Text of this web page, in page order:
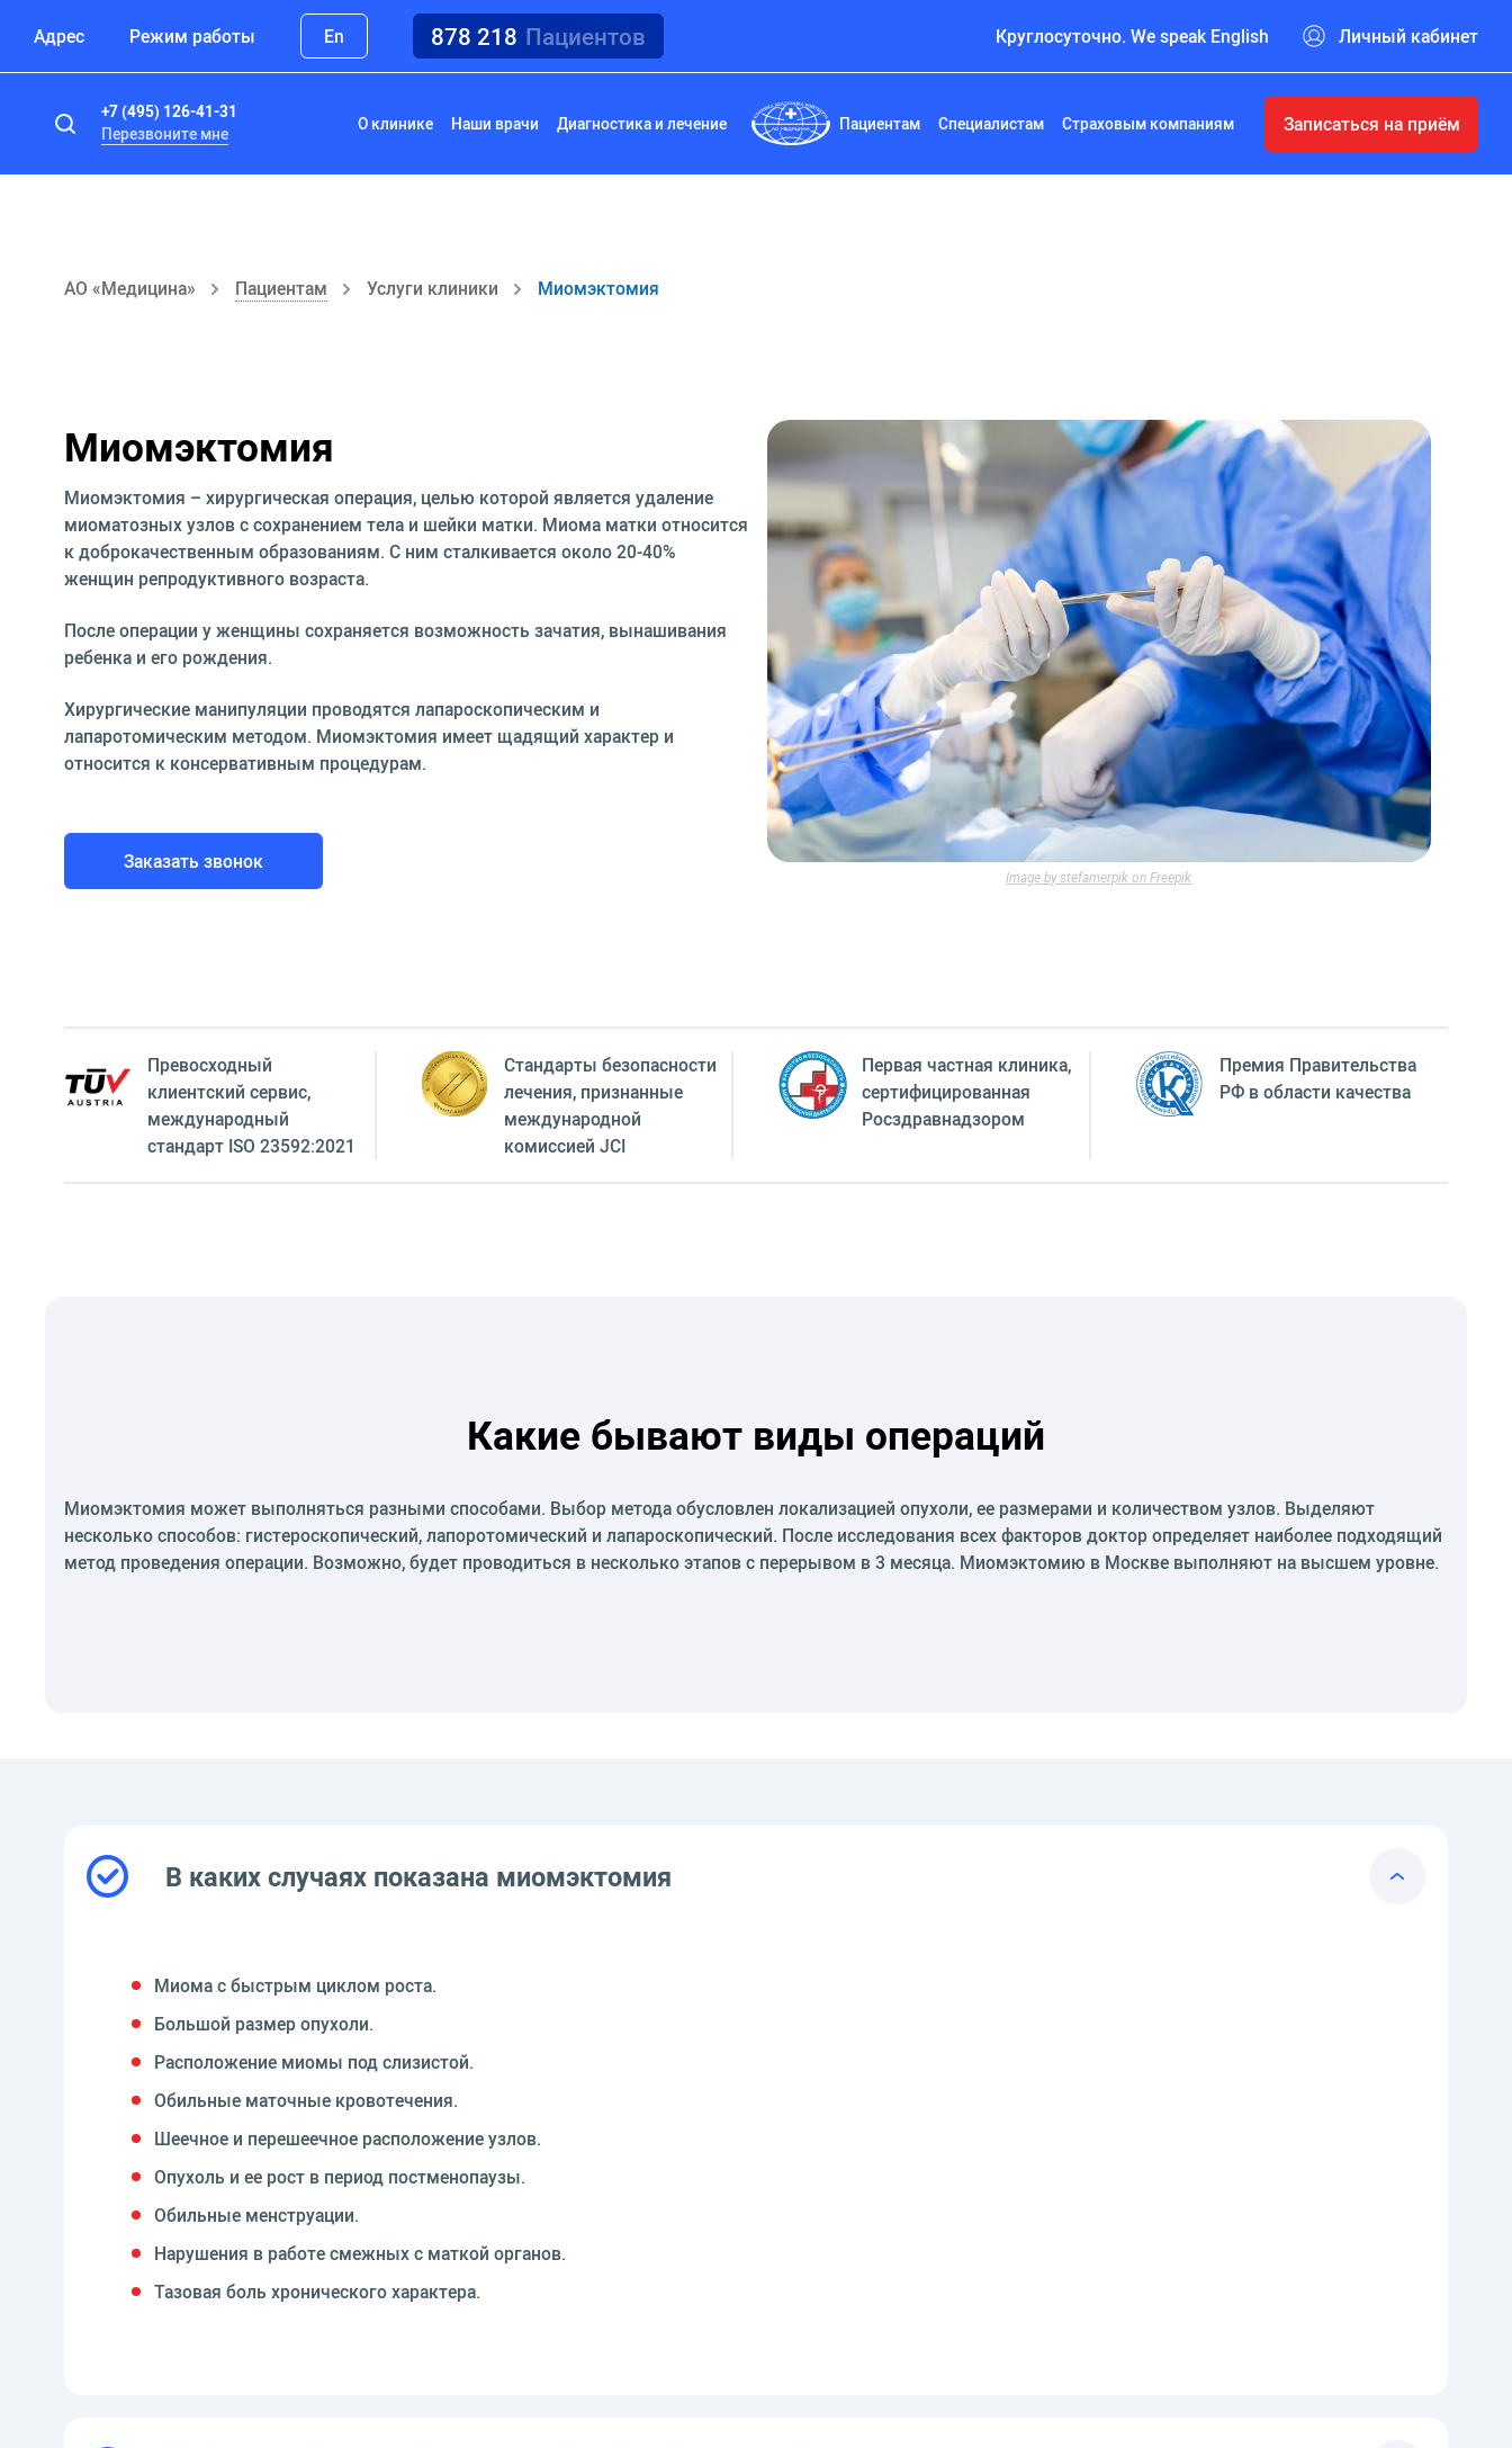
Адрес Режим работы En 878 218 Пациентов Круглосуточно. We speak English Личный кабинет
+7 (495) 126-41-31
Перезвоните мне
О клинике Наши врачи Диагностика и лечение Пациентам Специалистам Страховым компаниям Записаться на приём
АО «Медицина» Пациентам Услуги клиники Миомэктомия
Миомэктомия
Миомэктомия – хирургическая операция, целью которой является удаление
миоматозных узлов с сохранением тела и шейки матки. Миома матки относится
к доброкачественным образованиям. С ним сталкивается около 20-40%
женщин репродуктивного возраста.
После операции у женщины сохраняется возможность зачатия, вынашивания
ребенка и его рождения.
Хирургические манипуляции проводятся лапароскопическим и
лапаротомическим методом. Миомэктомия имеет щадящий характер и
относится к консервативным процедурам.
Заказать звонок
Image by stefamerpik on Freepik
Превосходный
клиентский сервиc,
международный
стандарт ISO 23592:2021
Стандарты безопасности
лечения, признанные
международной
комиссией JCI
Первая частная клиника,
сертифицированная
Росздравнадзором
Премия Правительства
РФ в области качества
Какие бывают виды операций
Миомэктомия может выполняться разными способами. Выбор метода обусловлен локализацией опухоли, ее размерами и количеством узлов. Выделяют
несколько способов: гистероскопический, лапоротомический и лапароскопический. После исследования всех факторов доктор определяет наиболее подходящий
метод проведения операции. Возможно, будет проводиться в несколько этапов с перерывом в 3 месяца. Миомэктомию в Москве выполняют на высшем уровне.
В каких случаях показана миомэктомия
Миома с быстрым циклом роста.
Большой размер опухоли.
Расположение миомы под слизистой.
Обильные маточные кровотечения.
Шеечное и перешеечное расположение узлов.
Опухоль и ее рост в период постменопаузы.
Обильные менструации.
Нарушения в работе смежных с маткой органов.
Тазовая боль хронического характера.